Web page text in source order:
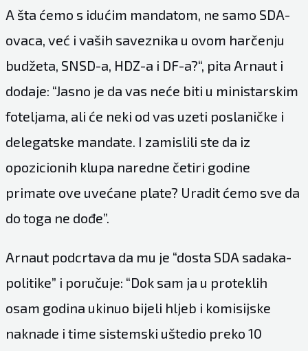
A šta ćemo s idućim mandatom, ne samo SDA-
ovaca, već i vaših saveznika u ovom harčenju
budžeta, SNSD-a, HDZ-a i DF-a?“, pita Arnaut i
dodaje: “Jasno je da vas neće biti u ministarskim
foteljama, ali će neki od vas uzeti poslaničke i
delegatske mandate. I zamislili ste da iz
opozicionih klupa naredne četiri godine
primate ove uvećane plate? Uradit ćemo sve da
do toga ne dođe”.
Arnaut podcrtava da mu je “dosta SDA sadaka-
politike” i poručuje: “Dok sam ja u proteklih
osam godina ukinuo bijeli hljeb i komisijske
naknade i time sistemski uštedio preko 10